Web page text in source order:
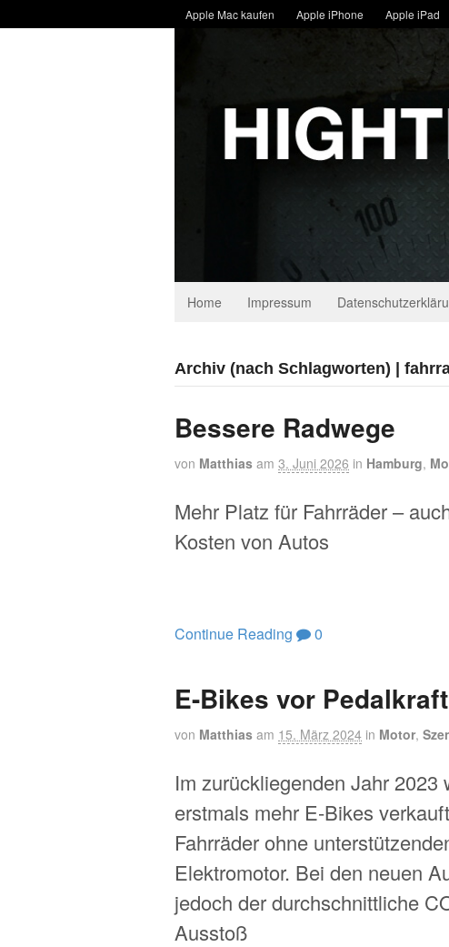
Apple Mac kaufen Apple iPhone Apple iPad
Home Impressum
Archiv (nach Schlagworten) |
Bessere Radwege
von Matthias am 3. Juni 2026 in Hamburg,
Mehr Platz für Fahrräder –
Kosten von Autos
Continue Reading 0
E-Bikes vor Pedalkraft
von Matthias am 15. März 2024 in Motor,
Im zurückliegenden Jahr 2023
erstmals mehr E-Bikes
Fahrräder ohne
Elektromotor. Bei den neuen
jedoch der durchschnittliche
Ausstoß